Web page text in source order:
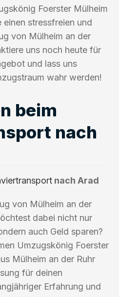
Foerster Mülheim
einen stressfreien und
von Mülheim an der
uns noch heute für
und lass uns
wahr werden!
beim
nach
nach Arad
von Mülheim an der
dabei nicht nur
auch Geld sparen?
Umzugskönig Foerster
Mülheim an der Ruhr
für deinen
Erfahrung und